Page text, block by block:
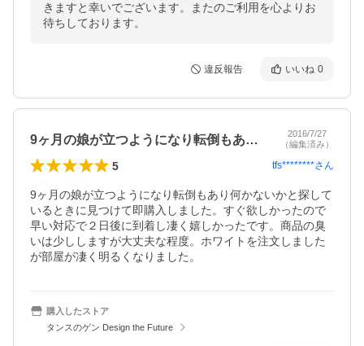
きますと幸いでございます。またのご利用を心よりお
待ちしております。
違反報告 いいね 0
9ヶ月の娘が立つようになり転倒もあり何…
2016/7/27
（編集済み）
5 tfs********さん
9ヶ月の娘が立つようになり転倒もあり何かないかと探して
いるときに見つけて即購入しました。すぐ欲しかったので
早い対応で２日後に到着し凄く嬉しかったです。商品の臭
いは少ししますが大丈夫な程度。ホワイトを注文しました
が部屋が凄く明るくなりました。
購入したストア
タンスのゲン Design the Future